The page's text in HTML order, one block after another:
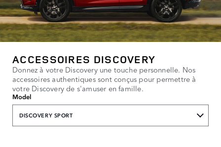
ACCESSOIRES DISCOVERY
Donnez à votre Discovery une touche personnelle. Nos
accessoires authentiques sont conçus pour permettre à
votre Discovery de s'amuser en famille.
Model
DISCOVERY SPORT